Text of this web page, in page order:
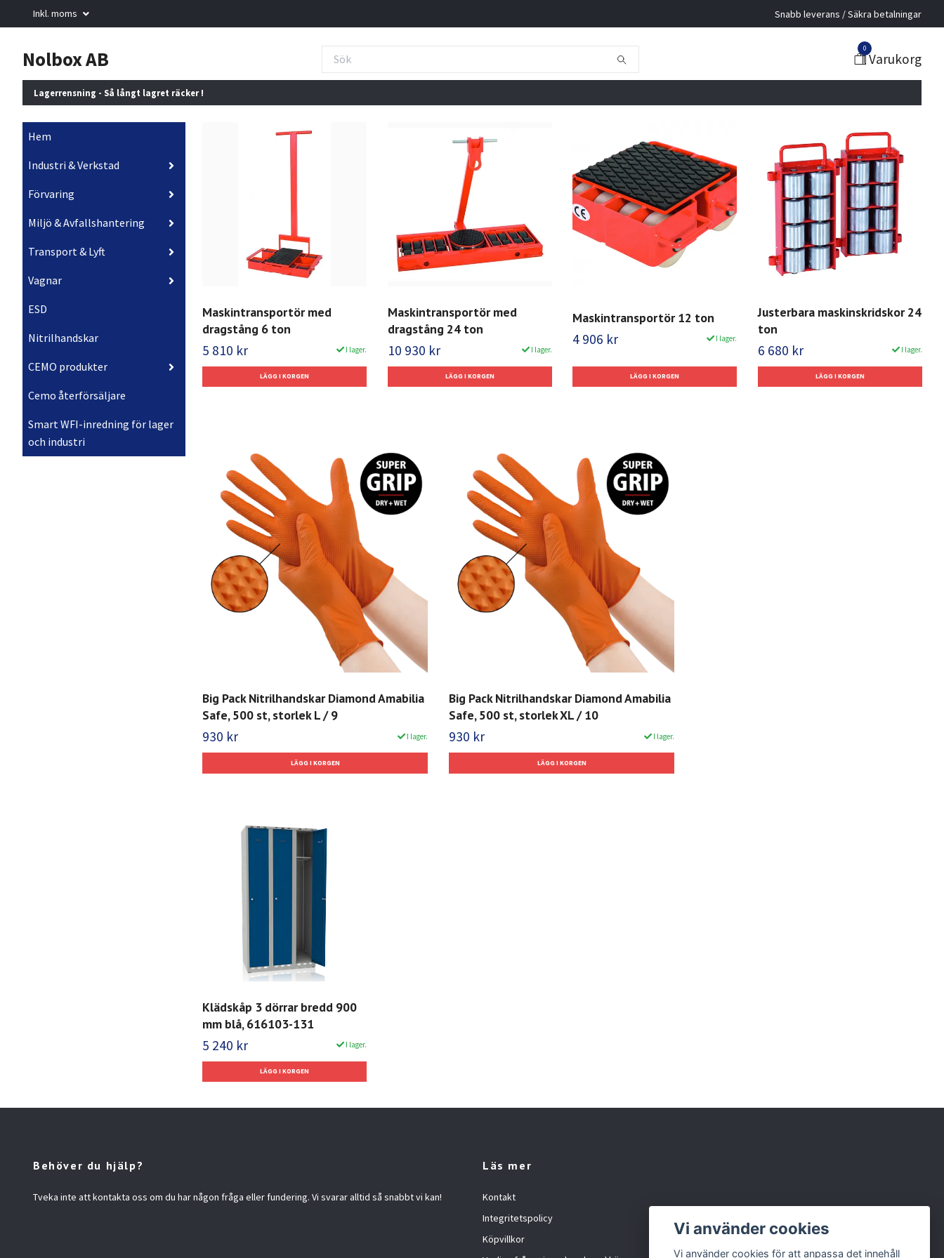
Inkl. moms Snabb leverans / Säkra betalningar
Nolbox AB 0
Varukorg
Lagerrensning - Så långt lagret räcker !
Hem
Industri & Verkstad
Förvaring
Miljö & Avfallshantering
Transport & Lyft
Vagnar
ESD
Nitrilhandskar
CEMO produkter
Cemo återförsäljare
Smart WFI-inredning för lager
och industri
Maskintransportör med
dragstång 6 ton
5 810 kr I lager.
Maskintransportör med
dragstång 24 ton
10 930 kr I lager.
Maskintransportör 12 ton
4 906 kr I lager.
Justerbara maskinskridskor 24
ton
6 680 kr I lager.
Big Pack Nitrilhandskar Diamond Amabilia
Safe, 500 st, storlek L / 9
930 kr I lager.
Big Pack Nitrilhandskar Diamond Amabilia
Safe, 500 st, storlek XL / 10
930 kr I lager.
Klädskåp 3 dörrar bredd 900
mm blå, 616103-131
5 240 kr I lager.
Behöver du hjälp?
Tveka inte att kontakta oss om du har någon fråga eller fundering. Vi svarar alltid så snabbt vi kan!
Läs mer
Kontakt
Integritetspolicy
Köpvillkor
Vi använder cookies
Vi använder cookies för att anpassa det innehåll